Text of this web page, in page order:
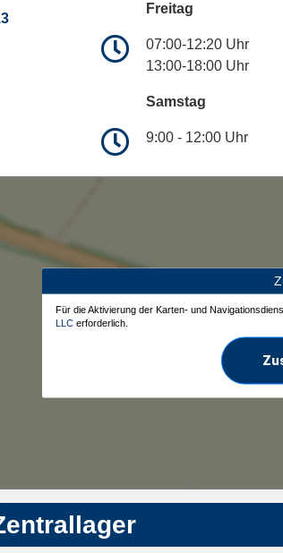
Freitag
07:00-12:20 Uhr
13:00-18:00 Uhr
Samstag
9:00 - 12:00 Uhr
Für die Aktivierung der Karten- und
LLC erforderlich.